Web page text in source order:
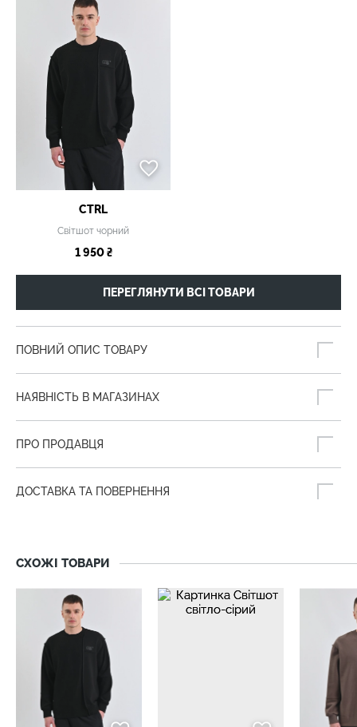
CTRL
Світшот чорний
1 950 ₴
ПЕРЕГЛЯНУТИ ВСІ ТОВАРИ
ПОВНИЙ ОПИС ТОВАРУ
НАЯВНІСТЬ В МАГАЗИНАХ
ПРО ПРОДАВЦЯ
ДОСТАВКА ТА ПОВЕРНЕННЯ
СХОЖІ ТОВАРИ